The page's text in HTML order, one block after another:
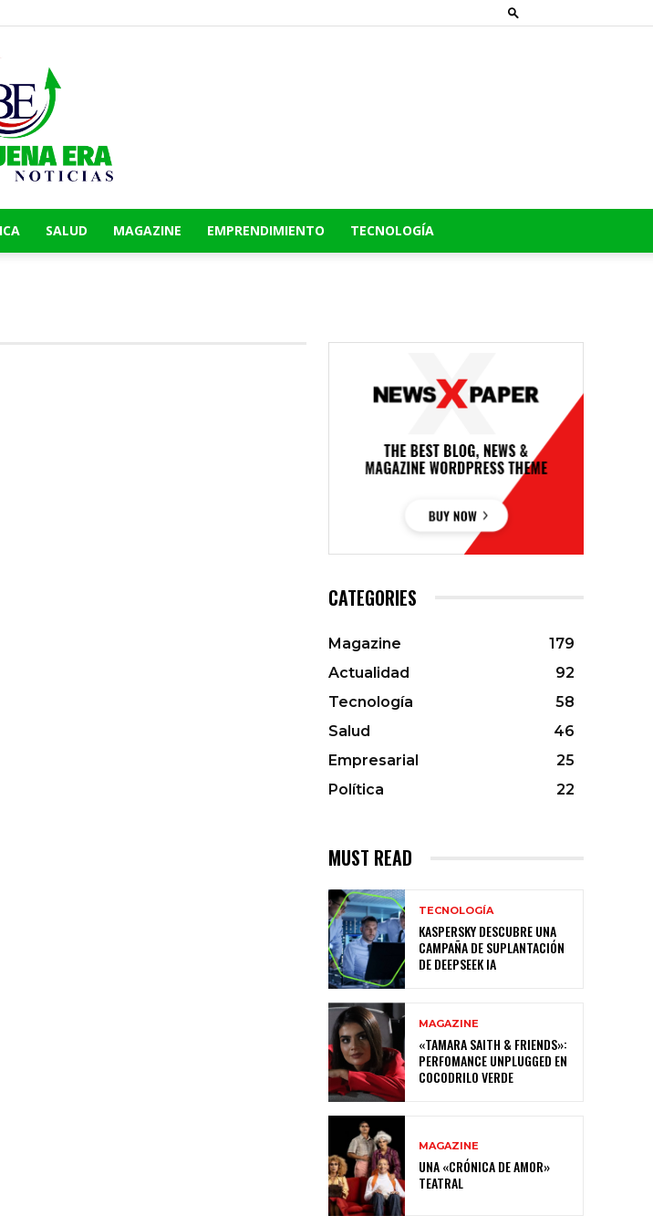
Buena
SALUD MAGAZINE EMPRENDIMIENTO TECNOLOGÍA
CATEGORIES
Magazine
179
Actualidad
92
Tecnología
58
Salud
46
Empresarial
25
Política
22
MUST READ
TECNOLOGÍA
KASPERSKY DESCUBRE UNA
CAMPAÑA DE SUPLANTACIÓN
DE DEEPSEEK IA
MAGAZINE
«TAMARA SAITH & FRIENDS»:
PERFOMANCE UNPLUGGED EN
COCODRILO VERDE
MAGAZINE
UNA «CRÓNICA DE AMOR»
TEATRAL